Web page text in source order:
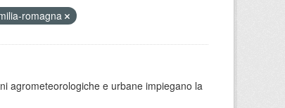
romagna
agrometeorologiche e urbane impiegano la